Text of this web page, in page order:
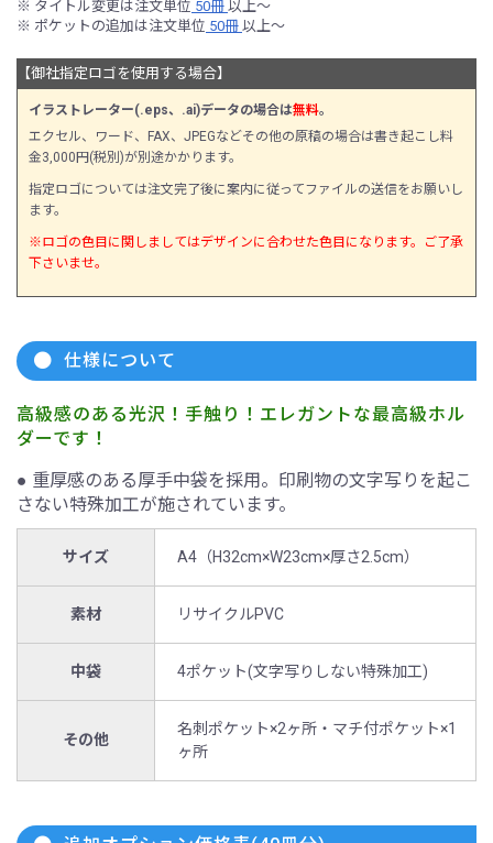
※ タイトル変更は注文単位 50冊 以上〜
※ ポケットの追加は注文単位 50冊 以上〜
【御社指定ロゴを使用する場合】
イラストレーター(.eps、.ai)データの場合は無料。
エクセル、ワード、FAX、JPEGなどその他の原稿の場合は書き起こし料
金3,000円(税別)が別途かかります。
指定ロゴについては注文完了後に案内に従ってファイルの送信をお願いし
ます。
※ロゴの色目に関しましてはデザインに合わせた色目になります。ご了承
下さいませ。
仕様について
高級感のある光沢！手触り！エレガントな最高級ホル
ダーです！
● 重厚感のある厚手中袋を採用。印刷物の文字写りを起こ
さない特殊加工が施されています。
サイズ A4（H32cm×W23cm×厚さ2.5cm）
素材 リサイクルPVC
中袋 4ポケット(文字写りしない特殊加工)
その他
名刺ポケット×2ヶ所・マチ付ポケット×1
ヶ所